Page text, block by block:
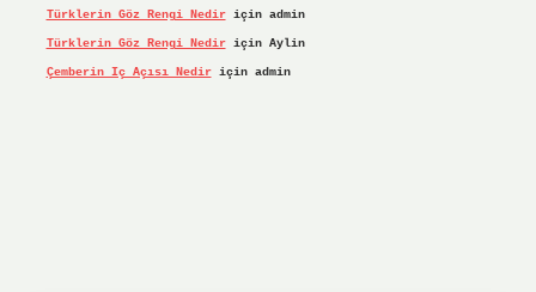
Türklerin Göz Rengi Nediriçin admin
Türklerin Göz Rengi Nediriçin Aylin
Çemberin Iç Açısı Nediriçin admin